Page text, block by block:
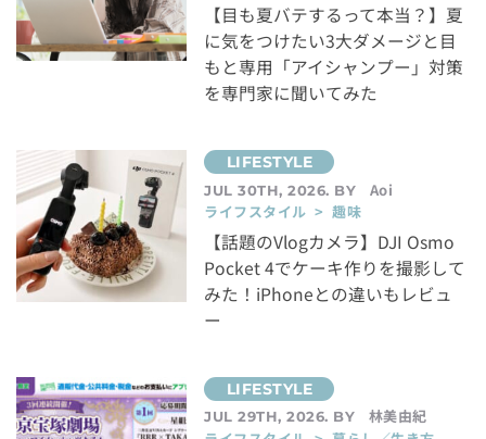
【目も夏バテするって本当？】夏
に気をつけたい3大ダメージと目
もと専用「アイシャンプー」対策
を専門家に聞いてみた
JUL 30TH, 2026. BY
Aoi
ライフスタイル > 趣味
【話題のVlogカメラ】DJI Osmo
Pocket 4でケーキ作りを撮影して
みた！iPhoneとの違いもレビュ
ー
JUL 29TH, 2026. BY
林美由紀